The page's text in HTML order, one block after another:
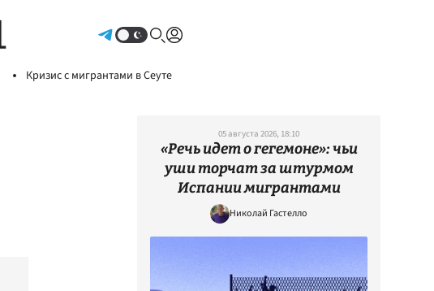
Кризис с мигрантами в Сеуте
05 августа 2026, 18:10
«Речь идет о гегемоне»: чьи
уши торчат за штурмом
Испании мигрантами
Николай Гастелло